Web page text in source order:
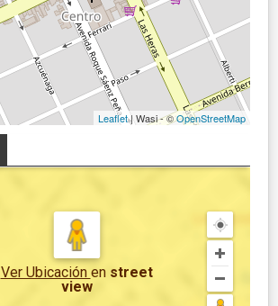
Leaflet| Wasi - ©OpenStreetMap
Ver Ubicación en street
view